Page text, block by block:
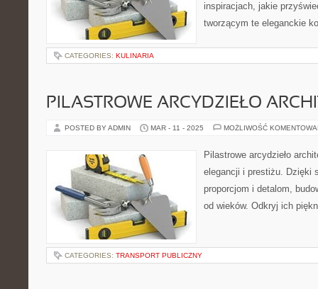
inspiracjach, jakie
tworzącym te eleganckie
CATEGORIES: KULINARIA
PILASTROWE ARCYDZIEŁO
POSTED BY ADMIN MAR - 11 - 2025 MOŻLIWOŚĆ
Pilastrowe arcydzieło
elegancji i prestiżu. Dzięki
proporcjom i detalom,
od wieków. Odkryj ich
CATEGORIES: TRANSPORT PUBLICZNY